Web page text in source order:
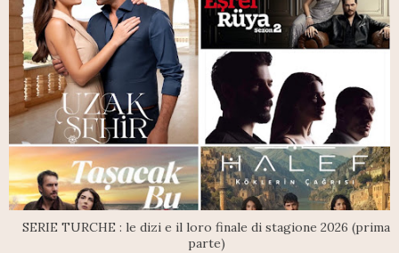
SERIE TURCHE : le dizi e il loro finale di stagione 2026 (prima
parte)